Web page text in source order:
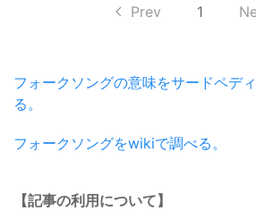
Prev 1
フォークソングの意味をサードペデ
る。
フォークソングをwikiで調べる。
【記事の利用について】